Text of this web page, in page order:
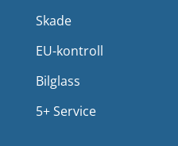
Skade
EU-kontroll
Bilglass
5+ Service